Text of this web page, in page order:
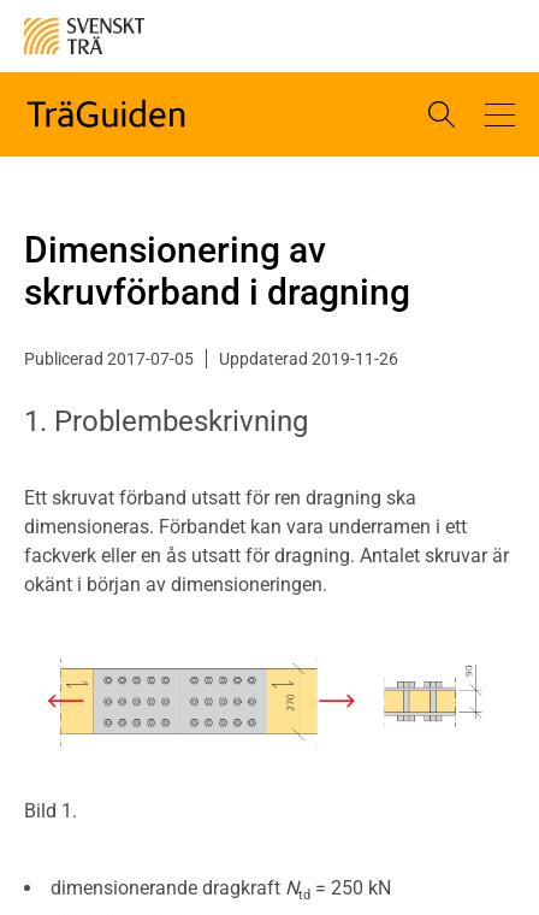
Dimensionering av
skruvförband i dragning
Publicerad 2017-07-05 Uppdaterad 2019-11-26
1. Problembeskrivning
Ett skruvat förband utsatt för ren dragning ska
dimensioneras. Förbandet kan vara underramen i ett
fackverk eller en ås utsatt för dragning. Antalet skruvar är
okänt i början av dimensioneringen.
Bild 1.
dimensionerande dragkraft Ntd = 250 kN